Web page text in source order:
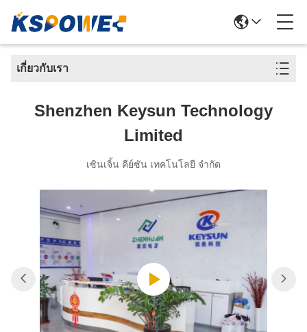
เกี่ยวกับเรา
Shenzhen Keysun Technology
Limited
เซินเจิ้น คีย์ซัน เทคโนโลยี จำกัด